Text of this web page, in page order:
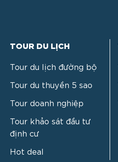
TOUR DU LỊCH
Tour du lịch đường bộ
Tour du thuyền 5 sao
Tour doanh nghiệp
Tour khảo sát đầu tư
định cư
Hot deal